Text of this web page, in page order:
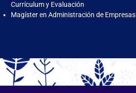
Currículum y Evaluación
Magíster en Administración de Empresas